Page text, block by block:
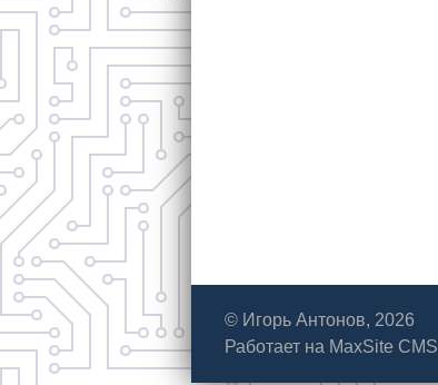
© Игорь Антонов, 2026
Работает на MaxSite CMS